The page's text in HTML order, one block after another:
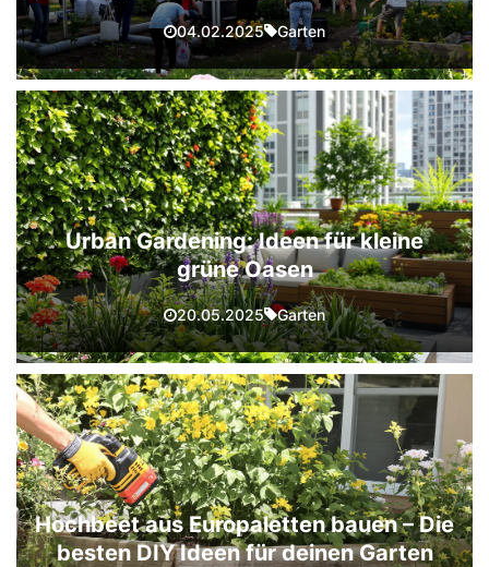
04.02.2025 Garten
Urban Gardening: Ideen für kleine
grüne Oasen
20.05.2025 Garten
Hochbeet aus Europaletten bauen – Die
besten DIY Ideen für deinen Garten